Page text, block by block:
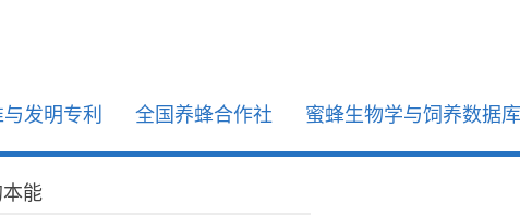
发明专利 全国养蜂合作社 蜜蜂生物学与饲养数据库
能